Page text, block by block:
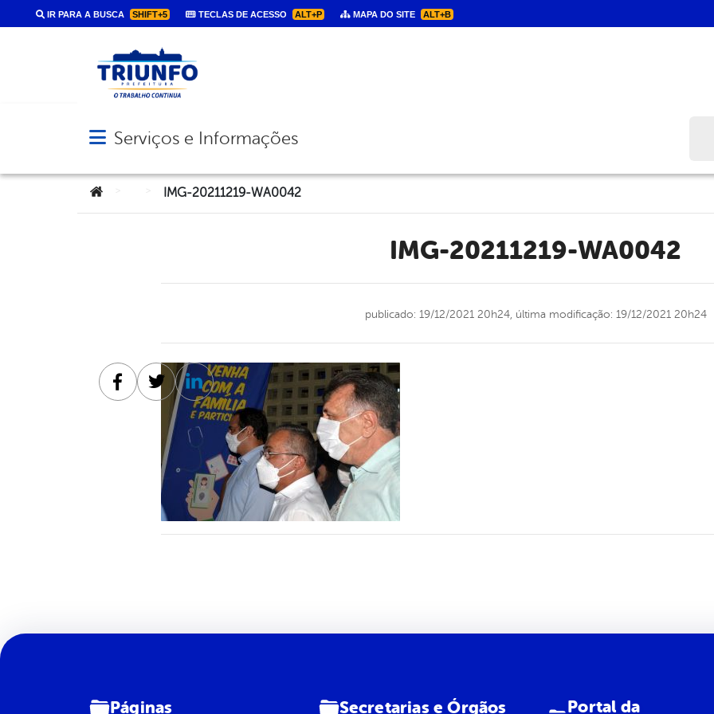
IR PARA A BUSCA SHIFT+5 TECLAS DE ACESSO ALT+P MAPA DO SITE ALT+B
Abrir menu principal de navegação
Serviços e Informações
Você está aqui:IMG-20211219-WA0042
IMG-20211219-WA0042
publicado: 19/12/2021 20h24, última modificação: 19/12/2021 20h24
Facebook
TwitterLinkedin
Páginas Secretarias e Órgãos
Portal da